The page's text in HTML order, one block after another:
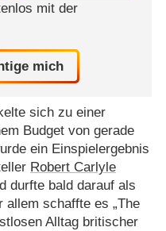
mit der
mich
sich zu einer
Budget von gerade
ein Einspielergebnis
Robert Carlyle
durfte bald darauf als
schaffte es „The
Alltag britischer